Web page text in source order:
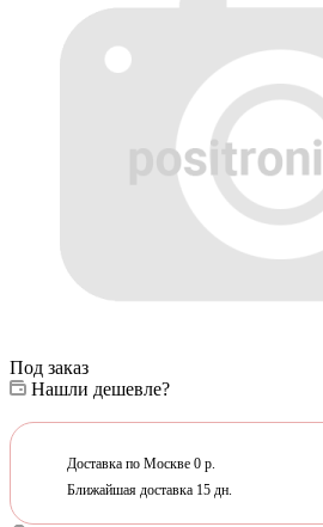
Под заказ
Нашли дешевле?
Доставка по Москве 0 р.
Ближайшая доставка 15 дн.